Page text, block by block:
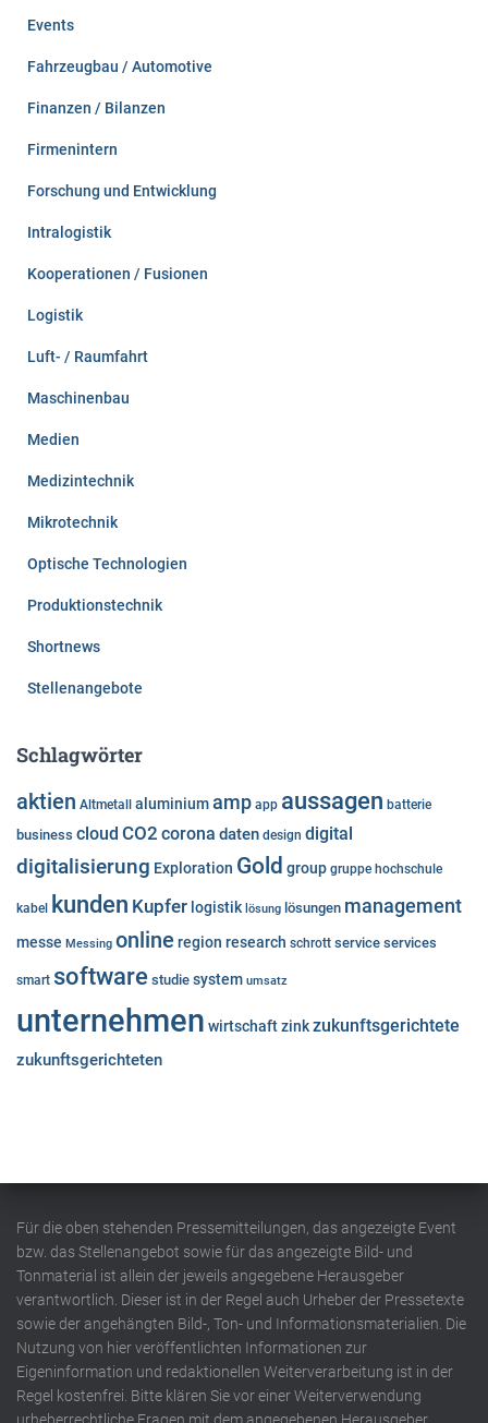
Events
Fahrzeugbau / Automotive
Finanzen / Bilanzen
Firmenintern
Forschung und Entwicklung
Intralogistik
Kooperationen / Fusionen
Logistik
Luft- / Raumfahrt
Maschinenbau
Medien
Medizintechnik
Mikrotechnik
Optische Technologien
Produktionstechnik
Shortnews
Stellenangebote
Schlagwörter
aktien Altmetall aluminiumamp app aussagen batterie
business cloud CO2 corona daten design digital
digitalisierung Exploration Gold group gruppe hochschule
kabel kunden Kupfer logistik lösung lösungen management
messe Messing online region research schrott service services
smart software studie system umsatz
unternehmen wirtschaftzinkzukunftsgerichtete
zukunftsgerichteten
Für die oben stehenden Pressemitteilungen, das angezeigte Event
bzw. das Stellenangebot sowie für das angezeigte Bild- und
Tonmaterial ist allein der jeweils angegebene Herausgeber
verantwortlich. Dieser ist in der Regel auch Urheber der Pressetexte
sowie der angehängten Bild-, Ton- und Informationsmaterialien. Die
Nutzung von hier veröffentlichten Informationen zur
Eigeninformation und redaktionellen Weiterverarbeitung ist in der
Regel kostenfrei. Bitte klären Sie vor einer Weiterverwendung